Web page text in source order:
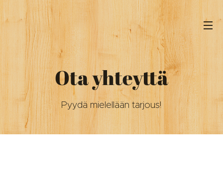
Ota yhteyttä
Pyydä mielellään tarjous!